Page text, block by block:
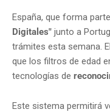
España, que forma
Digitales" junto a
trámites esta semana.
que los filtros de edad
tecnologías de
Este sistema permitirá